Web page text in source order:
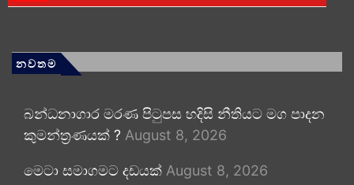
නවතම
බන්ධනාගාර මරණ පිටුපස හදිසි නීතියට මග පාදන
කුමන්ත්‍රණයක් ? August 8, 2026
මෙටා සමාගමට දඩයක් August 8, 2026